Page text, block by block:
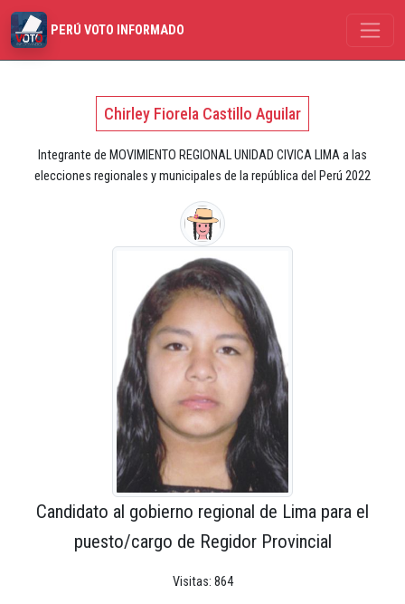
PERÚ VOTO INFORMADO
Chirley Fiorela Castillo Aguilar
Integrante de MOVIMIENTO REGIONAL UNIDAD CIVICA LIMA a las
elecciones regionales y municipales de la república del Perú 2022
Candidato al gobierno regional de Lima para el
puesto/cargo de Regidor Provincial
Visitas: 864